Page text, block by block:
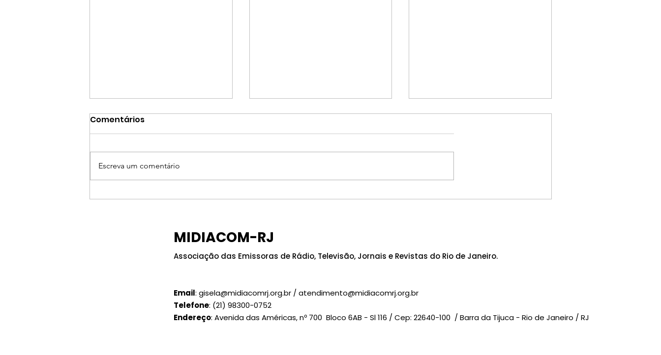
Encontro do MIDIACOM-
radiodifusão, jornais e
TRE-RJ reitera a
votação
Vendaval em Ribeirão
Comentários
Escreva um comentário
Associação das Emissoras de Rádio, Televisão, Jornais e Revistas do Rio de Janeiro.
MIDIACOM-RJ
Email: gisela@midiacomrj.org.br / atendimento@midiacomrj.org.br
Telefone: (21) 98300-0752
Endereço: Avenida das Américas, nº 700 Bloco 6AB - Sl 116 / Cep: 22640-100 / Barra da Tijuca - Rio de Janeiro / RJ